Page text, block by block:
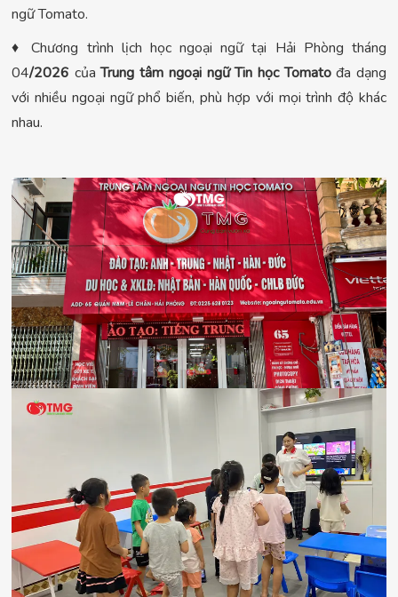
ngữ Tomato.
♦ Chương trình lịch học ngoại ngữ tại Hải Phòng tháng
04/2026 củaTrung tâm ngoại ngữ Tin học Tomatođa dạng
với nhiều ngoại ngữ phổ biến, phù hợp với mọi trình độ khác
nhau.